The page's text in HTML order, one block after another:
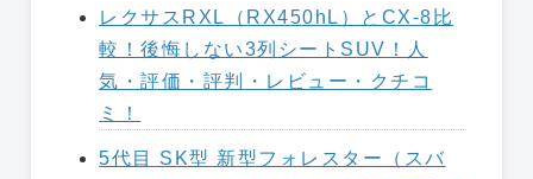
レクサスRXL（RX450hL）とCX-8比
較！後悔しない3列シートSUV！人
気・評価・評判・レビュー・クチコ
ミ！
5代目 SK型 新型フォレスター（スバ